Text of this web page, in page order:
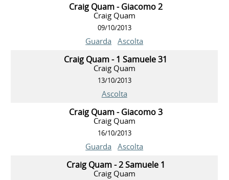
Craig Quam - Giacomo 2
Craig Quam
09/10/2013
Guarda Ascolta
Craig Quam - 1 Samuele 31
Craig Quam
13/10/2013
Ascolta
Craig Quam - Giacomo 3
Craig Quam
16/10/2013
Guarda Ascolta
Craig Quam - 2 Samuele 1
Craig Quam